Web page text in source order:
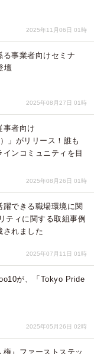
2025年11月06日 01時
事業者向けセミナ
壇
2025年08月27日 01時
事者向け
」がリリース！誰も
ンコミュニティを目
2025年08月26日 01時
できる職場環境に関
ティに関する取組事例
されました
2025年07月11日 01時
が、「Tokyo Pride
2025年05月26日 02時
』ファーストステッ